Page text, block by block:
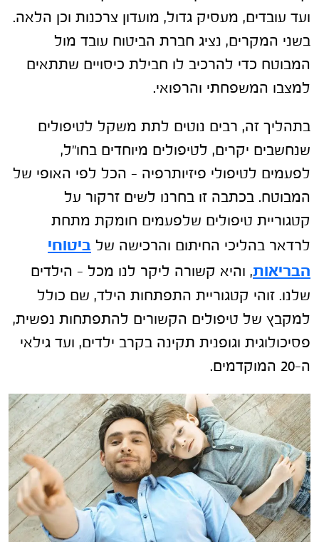
ועד עובדים, מעסיק גדול, מועדון צרכנות וכן הלאה.
בשני המקרים, נציג חברת הביטוח עובד מול
המבוטח כדי להרכיב לו חבילת כיסויים שתתאים
למצבו המשפחתי והרפואי.
בתהליך זה, רבים נוטים לתת משקל לטיפולים
שנחשבים יקרים, לטיפולים מיוחדים בחו"ל,
לפעמים לטיפולי פיזיותרפיה – הכל לפי האופי של
המבוטח. בכתבה זו בחרנו לשים זרקור על
קטגוריית טיפולים שלפעמים חומקת מתחת
לרדאר בהליכי החיתום והרכישה של ביטוחי
הבריאות, והיא קשורה ליקר לנו מכל – הילדים
שלנו. זוהי קטגוריית התפתחות הילד, שם כולל
למקבץ של טיפולים הקשורים להתפתחות נפשית,
פסיכולוגית וגופנית תקינה בקרב ילדים, ועד גילאי
ה-20 המוקדמים.